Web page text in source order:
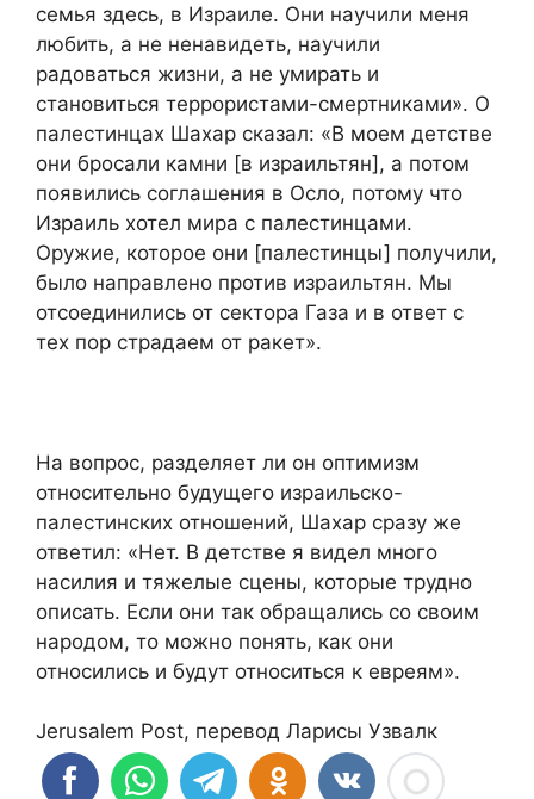
семья здесь, в Израиле. Они научили меня
любить, а не ненавидеть, научили
радоваться жизни, а не умирать и
становиться террористами-смертниками». О
палестинцах Шахар сказал: «В моем детстве
они бросали камни [в израильтян], а потом
появились соглашения в Осло, потому что
Израиль хотел мира с палестинцами.
Оружие, которое они [палестинцы] получили,
было направлено против израильтян. Мы
отсоединились от сектора Газа и в ответ с
тех пор страдаем от ракет».
На вопрос, разделяет ли он оптимизм
относительно будущего израильско-
палестинских отношений, Шахар сразу же
ответил: «Нет. В детстве я видел много
насилия и тяжелые сцены, которые трудно
описать. Если они так обращались со своим
народом, то можно понять, как они
относились и будут относиться к евреям».
Jerusalem Post, перевод Ларисы Узвалк